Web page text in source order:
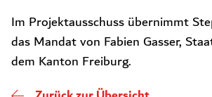
Im Projektausschuss übernimmt
das Mandat von Fabien Gasser,
dem Kanton Freiburg.